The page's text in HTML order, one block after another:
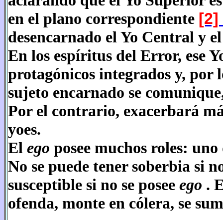
en el plano correspondiente [2]
desencarnado el Yo Central y
En los espíritus del Error, ese
protagónicos integrados y, por
sujeto encarnado se
Por el contrario, exacerbará
yoes.
El ego posee muchos roles:
No se puede tener soberbia si
susceptible si no se posee ego .
ofenda, monte en cólera, se